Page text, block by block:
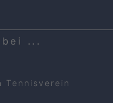
...
Tennisverein